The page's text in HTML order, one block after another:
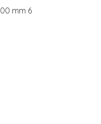
mm 6